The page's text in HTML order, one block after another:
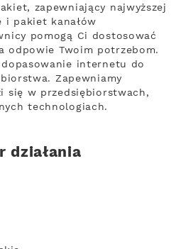
zapewniający najwyższej
i pakiet kanałów
pomogą Ci dostosować
odpowie Twoim potrzebom.
internetu do
Zapewniamy
się w przedsiębiorstwach,
technologiach.
działania